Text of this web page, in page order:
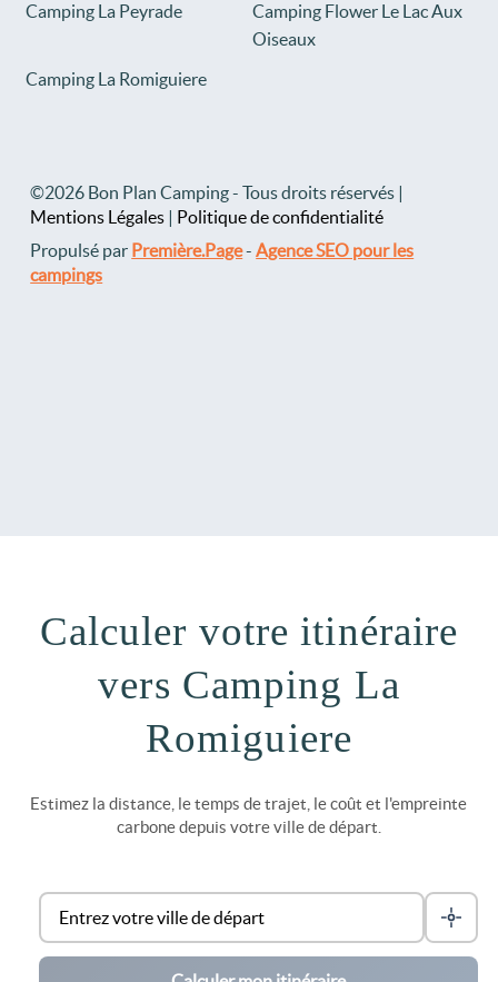
Camping La Peyrade
Camping Flower Le Lac Aux
Oiseaux
Camping La Romiguiere
©2026 Bon Plan Camping - Tous droits réservés |
Mentions Légales | Politique de confidentialité
Propulsé par Première.Page-Agence SEO pour les
campings
Calculer votre itinéraire
vers Camping La
Romiguiere
Estimez la distance, le temps de trajet, le coût et l'empreinte
carbone depuis votre ville de départ.